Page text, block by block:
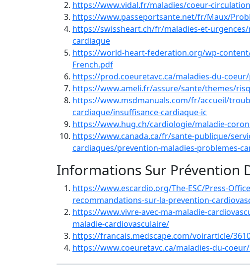
https://www.vidal.fr/maladies/coeur-
https://www.passeportsante.net/fr/Maux/
https://swissheart.ch/fr/maladies-et-
cardiaque
https://world-heart-federation.org/wp-
French.pdf
https://prod.coeuretavc.ca/maladies-du-
https://www.ameli.fr/assure/sante/themes/
https://www.msdmanuals.com/fr/accueil/
cardiaque/insuffisance-cardiaque-ic
https://www.hug.ch/cardiologie/maladie-
https://www.canada.ca/fr/sante-publique/
cardiaques/prevention-maladies-problemes-
Informations Sur Prévention
https://www.escardio.org/The-ESC/Press-
recommandations-sur-la-prevention-
https://www.vivre-avec-ma-maladie-
maladie-cardiovasculaire/
https://francais.medscape.com/voirarticle/
https://www.coeuretavc.ca/maladies-du-